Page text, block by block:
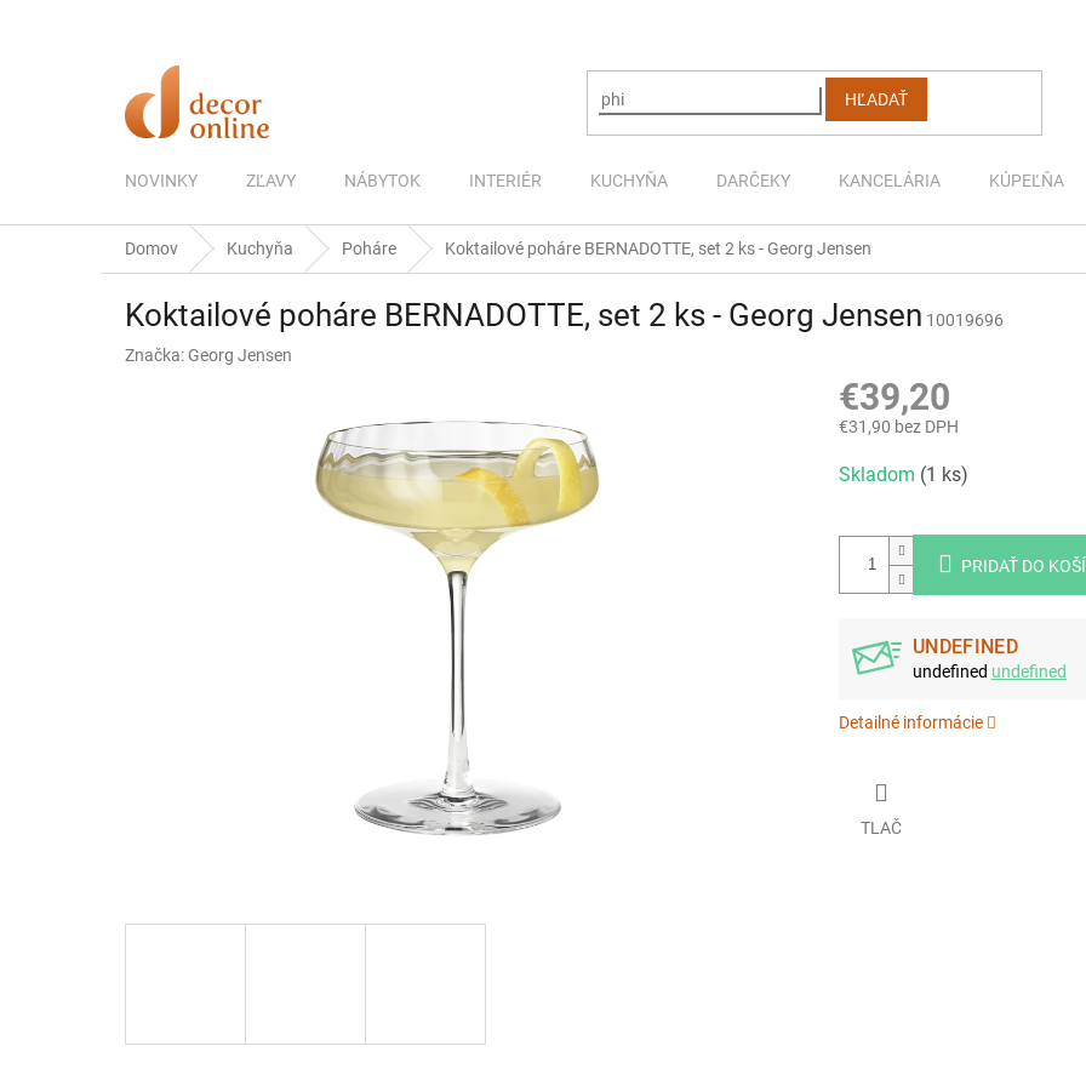
HĽADAŤ
NOVINKY ZĽAVY NÁBYTOK INTERIÉR KUCHYŇA DARČEKY KANCELÁRIA KÚPEĽŇA
Domov Kuchyňa Poháre Koktailové poháre BERNADOTTE, set 2 ks - Georg Jensen
Koktailové poháre BERNADOTTE, set 2 ks - Georg Jensen 10019696
Značka: Georg Jensen
€39,20
€31,90 bez DPH
cena:
Skladom (1 ks)
PRIDAŤ DO
UNDEFINED
undefined undefined
Detailné informácie
TLAČ